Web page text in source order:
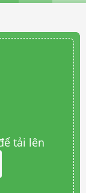
tải lên